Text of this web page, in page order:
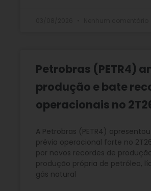
Petrobras (PETR4)
produção e bate
operacionais no
A Petrobras (PETR4)
prévia operacional forte no
por novos recordes de
produção própria de petróleo,
gás natural